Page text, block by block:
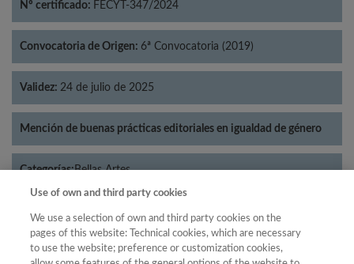
Nº certificado: FECYT-347/2024
Convocatoria de Origen: 6ª Convocatoria (2019)
Validez: 24 de julio de 2025
Mención de buenas prácticas editoriales en igualdad de género
Categorías:Bellas Artes
Año
Use of own and third party cookies
We use a selection of own and third party cookies on the
pages of this website: Technical cookies, which are necessary
to use the website; preference or customization cookies,